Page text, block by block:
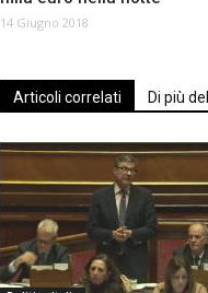
14 Giugno 2018
Articoli correlati Di più